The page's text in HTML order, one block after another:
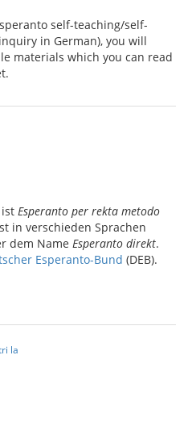
self-teaching/self-
in German), you will
materials which you can read
Esperanto per rekta metodo
in verschieden Sprachen
dem Name Esperanto direkt.
Esperanto-Bund (DEB).
la